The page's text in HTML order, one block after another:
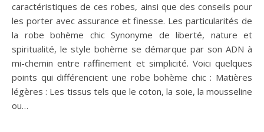
caractéristiques de ces robes, ainsi que des conseils pour
les porter avec assurance et finesse. Les particularités de
la robe bohème chic Synonyme de liberté, nature et
spiritualité, le style bohème se démarque par son ADN à
mi-chemin entre raffinement et simplicité. Voici quelques
points qui différencient une robe bohème chic : Matières
légères : Les tissus tels que le coton, la soie, la mousseline
ou…